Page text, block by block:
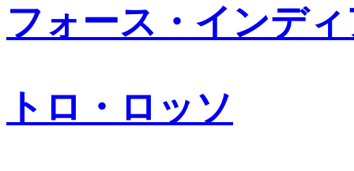
フォース・インデ
トロ・ロッソ